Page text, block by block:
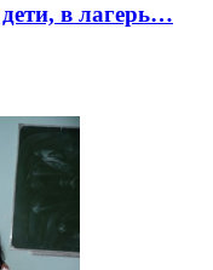
в лагерь…